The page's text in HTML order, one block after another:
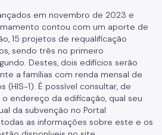
em novembro de 2023 e
contou com um aporte de
15 projetos de requalificação
sendo três no primeiro
Destes, dois edifícios serão
a famílias com renda mensal de
(HIS-1). É possível consultar, de
endereço da edificação, qual seu
da subvenção no Portal
as informações sobre este e os